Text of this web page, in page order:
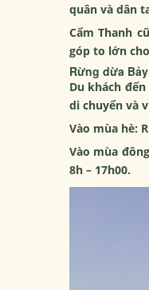
quân và dân
Cẩm Thanh
góp to lớn
Rừng dừa
Du khách
di chuyển và
Vào mùa hè:
Vào mùa
8h – 17h00.